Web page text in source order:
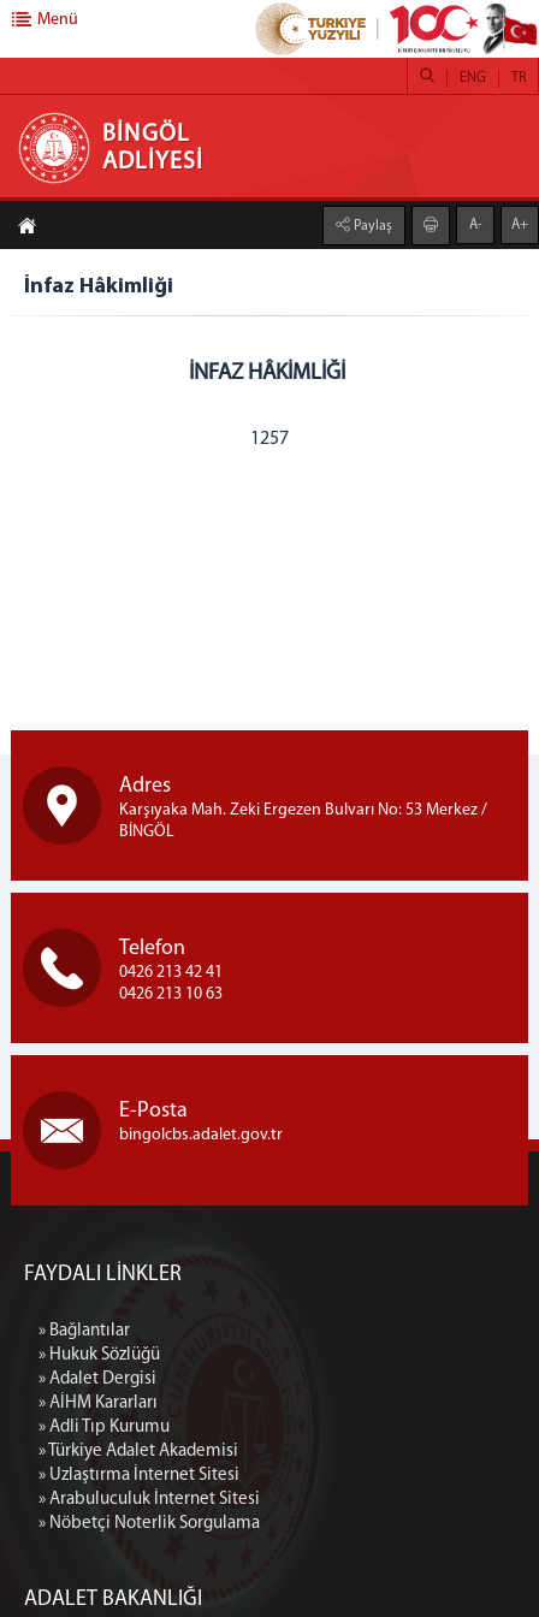
BİNGÖL ADLİYESİ
ANASAYFA
ADLİYEMİZ
Bingöl Adliyesi
Adliye Lojmanlarımız
Cumhuriyet Başsavcısı
Cumhuriyet Başsavcı Vekili
Cumhuriyet Savcılarımız
Savcılık Birimleri
İdari İşleri Müdürlüğü
Bakanlık Muhabere
Emanet Memurluğu
Talimat Kabahat
Adli Sicil Bürosu
Uzlaştırma Bürosu
Medya İletişim Bürosu
ADALET KOMİSYONU
Adalet Komisyonu Kalemi
MAHKEMELER
Hukuk Mahkemeleri
1. Asliye Hukuk Mahkemesi
2. Asliye Hukuk Mahkemesi (Aile Mahkemesi)
3. Asliye Hukuk Mahkemesi
Kadastro Mahkemesi
Menü
BİNGÖL
ADLİYESİ
TR
ENG
Paylaş A- A+
İnfaz Hâkimliği
İNFAZ HÂKİMLİĞİ
1257
Adres
Karşıyaka Mah. Zeki Ergezen Bulvarı No: 53 Merkez /
BİNGÖL
Telefon
0426 213 42 41
0426 213 10 63
E-Posta
bingolcbs.adalet.gov.tr
FAYDALI LİNKLER
» Bağlantılar
» Hukuk Sözlüğü
» Adalet Dergisi
» AİHM Kararları
» Adli Tıp Kurumu
» Türkiye Adalet Akademisi
» Uzlaştırma İnternet Sitesi
» Arabuluculuk İnternet Sitesi
» Nöbetçi Noterlik Sorgulama
ADALET BAKANLIĞI